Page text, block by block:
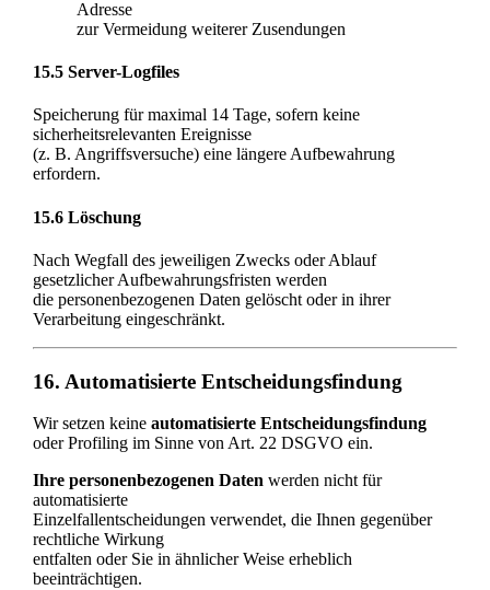
Adresse
zur Vermeidung weiterer Zusendungen
15.5 Server-Logfiles
Speicherung für maximal 14 Tage, sofern keine
sicherheitsrelevanten Ereignisse
(z. B. Angriffsversuche) eine längere Aufbewahrung
erfordern.
15.6 Löschung
Nach Wegfall des jeweiligen Zwecks oder Ablauf
gesetzlicher Aufbewahrungsfristen werden
die personenbezogenen Daten gelöscht oder in ihrer
Verarbeitung eingeschränkt.
16. Automatisierte Entscheidungsfindung
Wir setzen keine automatisierte Entscheidungsfindung
oder Profiling im Sinne von Art. 22 DSGVO ein.
Ihre personenbezogenen Daten werden nicht für
automatisierte
Einzelfallentscheidungen verwendet, die Ihnen gegenüber
rechtliche Wirkung
entfalten oder Sie in ähnlicher Weise erheblich
beeinträchtigen.